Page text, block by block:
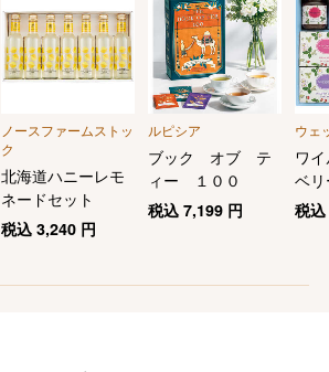
ノースファームストッ
ク
北海道ハニーレモ
ネードセット
税込3,240 円
ルピシア
ブック オブ テ
ィー １００
税込7,199 円
ウェ
ワ
ベ
税